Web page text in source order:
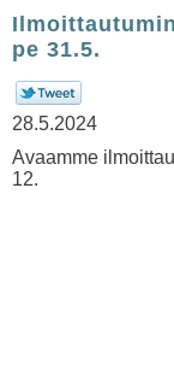
pe 31.5.
28.5.2024
Avaamme
12.